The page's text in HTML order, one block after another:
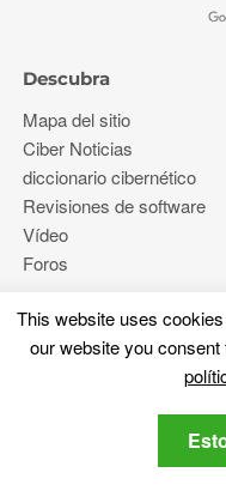
This website uses
our website you
Descubra
Mapa del sitio
Ciber Noticias
diccionario cibernético
Revisiones de software
Vídeo
Foros
Más
política de privacidad